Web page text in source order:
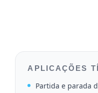
APLICAÇÕES
Partida e parada